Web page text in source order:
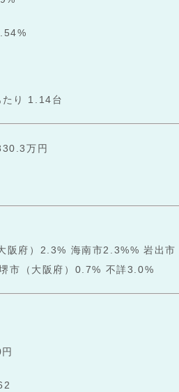
たり 1.14台
万円
阪府）2.3% 海南市2.3%% 岩出市
市（大阪府）0.7% 不詳3.0%